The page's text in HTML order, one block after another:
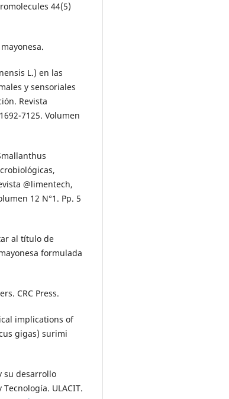
44(5)
L.) en las
y sensoriales
Revista
7125. Volumen
@limentech,
12 N°1. Pp. 5
al título de
formulada
CRC Press.
implications of
gigas) surimi
su desarrollo
ULACIT.